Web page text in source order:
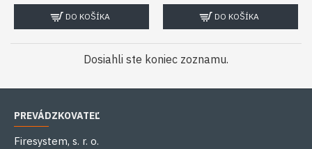
DO KOŠÍKA DO KOŠÍKA
Dosiahli ste koniec zoznamu.
PREVÁDZKOVATEĽ
Firesystem, s. r. o.